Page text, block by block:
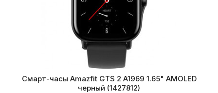
Смарт-часы Amazfit GTS 2 A1969 1.65" AMOLED
черный (1427812)